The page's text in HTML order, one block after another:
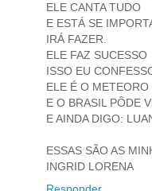
ELE CANTA TUDO
E ESTÁ SE
IRÁ FAZER.
ELE FAZ SUCESSO
ISSO EU
ELE É O METEORO
E O BRASIL PÔDE
E AINDA DIGO:
ESSAS SÃO AS
INGRID LORENA